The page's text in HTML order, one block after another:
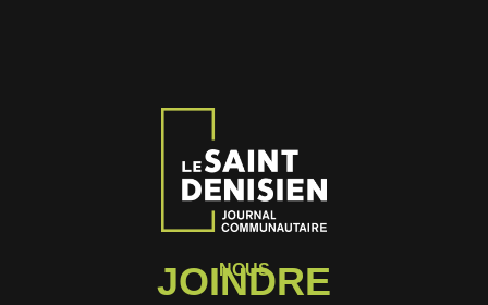
NOUS
JOINDRE